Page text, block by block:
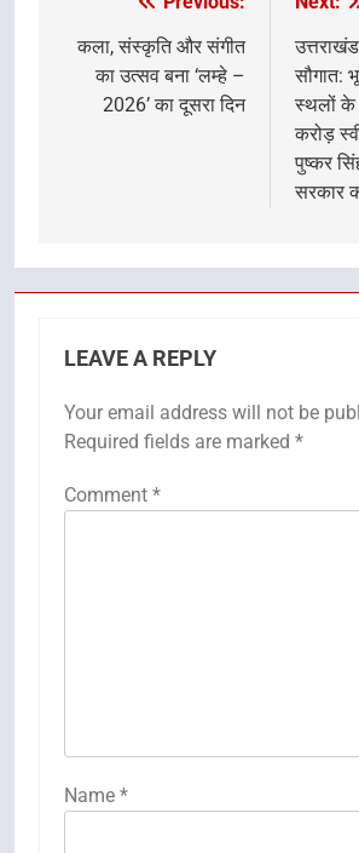
navigation
कला, संस्कृति और संगीत
का उत्सव बना ‘लम्हे –
2026’ का दूसरा दिन
सौगात:
स्थलों के
करोड़
पुष्कर
सरकार
LEAVE A REPLY
Your email address will not be
Required fields are marked *
Comment *
Name *